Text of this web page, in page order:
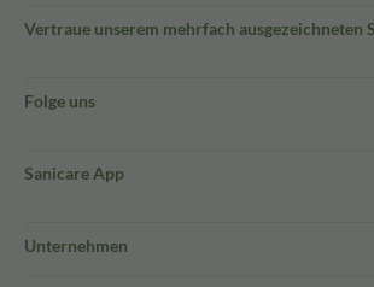
Vertraue unserem mehrfach ausgezeichneten
Folge uns
Sanicare App
Unternehmen